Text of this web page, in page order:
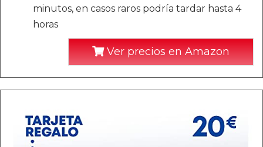
minutos, en casos raros podría tardar hasta 4
horas
Ver precios en Amazon